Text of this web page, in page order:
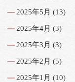
2025年5月 (13)
2025年4月 (3)
2025年3月 (3)
2025年2月 (5)
2025年1月 (10)